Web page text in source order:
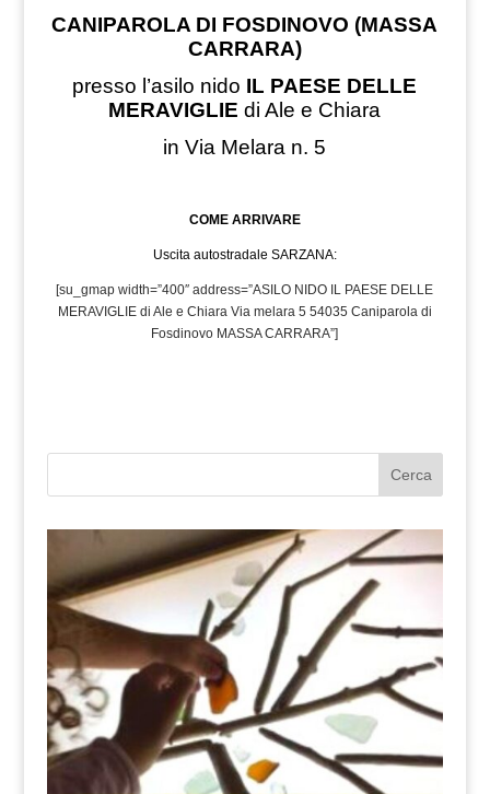
CANIPAROLA DI FOSDINOVO (MASSA
CARRARA)
presso l’asilo nido IL PAESE DELLE
MERAVIGLIE di Ale e Chiara
in Via Melara n. 5
COME ARRIVARE
Uscita autostradale SARZANA:
[su_gmap width=”400″ address=”ASILO NIDO IL PAESE DELLE
MERAVIGLIE di Ale e Chiara Via melara 5 54035 Caniparola di
Fosdinovo MASSA CARRARA”]
Cerca